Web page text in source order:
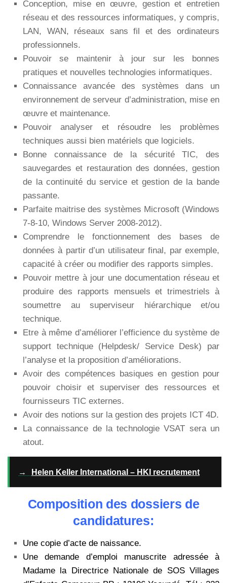
Conception, mise en œuvre, gestion et entretien
réseau et des ressources informatiques, y compris,
LAN, WAN, réseaux sans fil et des ordinateurs
professionnels.
Pouvoir se maintenir à jour sur les bonnes
pratiques et nouvelles technologies informatiques.
Connaissance avancée des systèmes dans un
environnement de serveur d’administration, mise en
œuvre et maintenance.
Pouvoir analyser et résoudre les problèmes
techniques aussi bien matériels que logiciels.
Bonne connaissance de la sécurité TIC, des
sauvegardes et restauration des données, gestion
de la continuité du service et gestion de la bande
passante.
Parfaite maitrise des systèmes Microsoft (Windows
7-8-10, Windows Server 2008-2012).
Comprendre le fonctionnement des bases de
données à partir d’un utilisateur final, par exemple,
capacité à créer ou modifier des rapports simples.
Pouvoir mettre à jour une documentation réseau et
produire des rapports mensuels et trimestriels à
soumettre au superviseur hiérarchique et/ou
technique.
Etre à même d’améliorer l’efficience du système de
support technique (Helpdesk/ Service Desk) par
l’analyse et la proposition d’améliorations.
Avoir des compétences basiques en gestion pour
pouvoir choisir et superviser des ressources et
fournisseurs TIC externes.
Avoir des notions sur la gestion des projets ICT 4D.
La connaissance de la technologie VSAT sera un
atout.
→ Helen Keller International – HKI recrutement
Composition des dossiers de
candidatures:
Une copie d’acte de naissance.
Une demande d’emploi manuscrite adressée à
Madame la Directrice Nationale de SOS Villages